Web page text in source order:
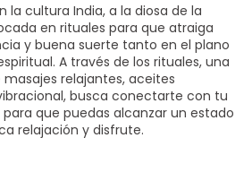
la cultura India, a la diosa de la
en rituales para que atraiga
y buena suerte tanto en el plano
A través de los rituales, una
relajantes, aceites
busca conectarte con tu
que puedas alcanzar un estado
relajación y disfrute.